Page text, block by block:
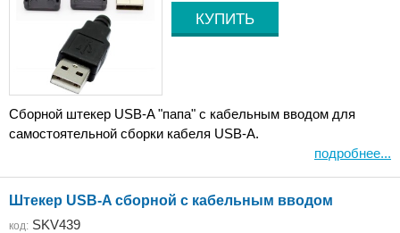
Сборной штекер USB-A "папа" с кабельным вводом для
самостоятельной сборки кабеля USB-A.
подробнее...
Штекер USB-A сборной с кабельным вводом
код: SKV439